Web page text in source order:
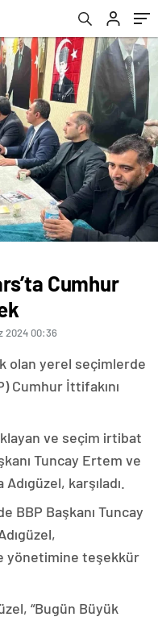
Cumhur
2024 00:36
olan yerel seçimlerde
Cumhur İttifakını
ve seçim irtibat
Tuncay Ertem ve
karşıladı.
BBP Başkanı Tuncay
yönetimine teşekkür
“Bugün Büyük